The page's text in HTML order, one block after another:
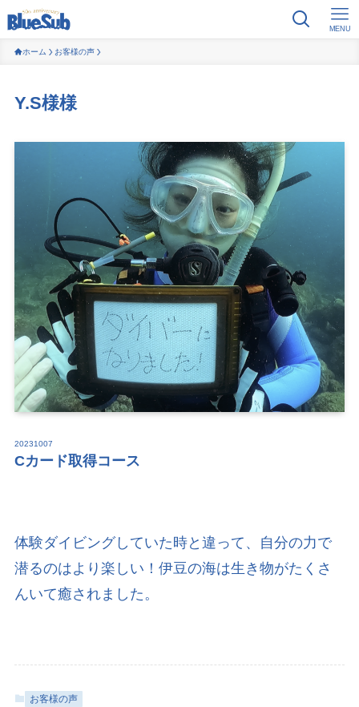
MENU
ホーム お客様の声
Y.S様様
20231007
Cカード取得コース
体験ダイビングしていた時と違って、自分の力で
潜るのはより楽しい！伊豆の海は生き物がたくさ
んいて癒されました。
お客様の声